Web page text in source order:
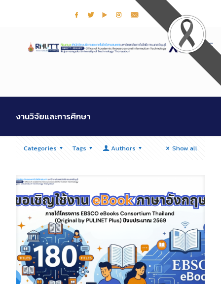
งานวิจัยและการศึกษา
Categories Tags Authors Show all